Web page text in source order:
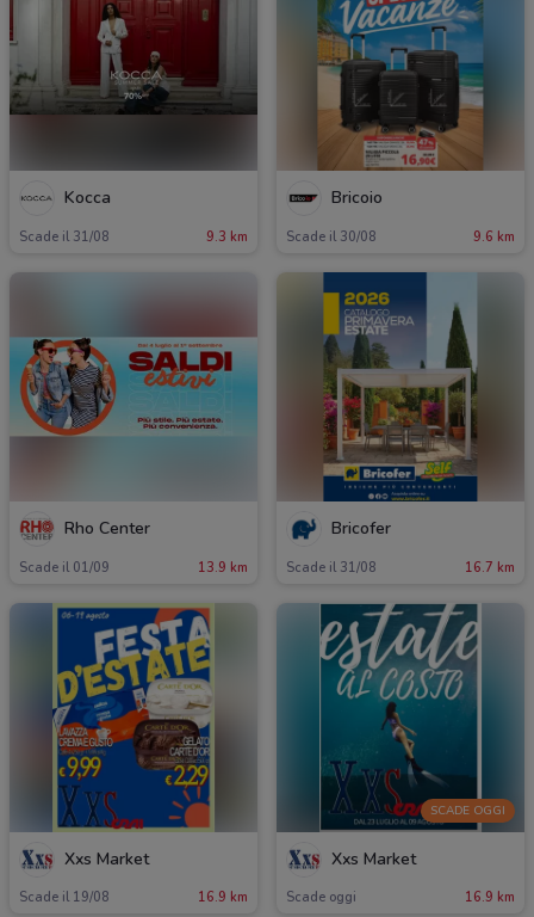
Kocca
Scade il 31/08 9.3 km
Bricoio
Scade il 30/08 9.6 km
Rho Center
Scade il 01/09 13.9 km
Bricofer
Scade il 31/08 16.7 km
Xxs Market
Scade il 19/08 16.9 km
SCADE OGGI
Xxs Market
Scade oggi 16.9 km